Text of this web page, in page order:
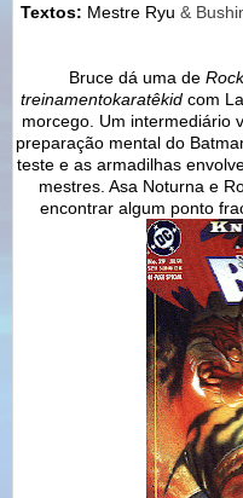
Textos: Mestre Ryu &
Bruce dá uma de
treinamentokaratêkid com
morcego. Um intermediário
preparação mental do
teste e as armadilhas
mestres. Asa Noturna e
encontrar algum ponto